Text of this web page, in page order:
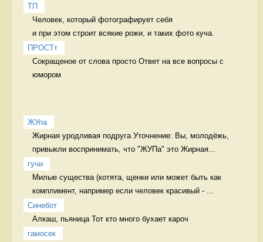
ТП
Человек, который фотографирует себя
и при этом строит всякие рожи, и таких фото куча.
ПРОСТт
Сокращеное от слова просто Ответ на все вопросы с
юмором
ЖУпа
Жирная уродливая подруга Уточнение: Вы, молодёжь,
привыкли воспринимать, что "ЖУПа" это Жирная...
гучи
Милые существа (котята, щенки или может быть как
комплимент, например если человек красивый - ...
Синебот
Алкаш, пьяница Тот кто много бухает кароч
гамосек